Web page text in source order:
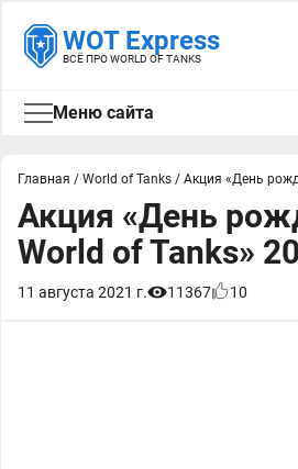
WOT Express
ВСЁ ПРО WORLD OF TANKS
Меню сайта
Главная / World of Tanks / Акция «День
Акция «День
World of Tanks»
11 августа 2021 г. 11367 10